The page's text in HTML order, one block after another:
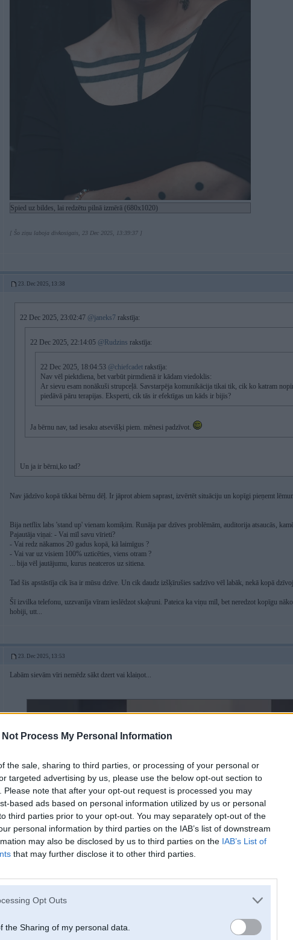
Not Process My Personal Information
the sale, sharing to third parties, or processing of your personal or
targeted advertising by us, please use the below opt-out section to
Please note that after your opt-out request is processed you may
based ads based on personal information utilized by us or personal
third parties prior to your opt-out. You may separately opt-out of the
personal information by third parties on the IAB’s list of downstream
may also be disclosed by us to third parties on the IAB’s List of
that may further disclose it to other third parties.
Opt Outs
the Sharing of my personal data.
Spied uz bildes, lai redzētu pilnā izmērā (680x1020)
[ Šo ziņu laboja divkosigais, 23 Dec 2025, 13:39:37 ]
23. Dec 2025, 13:38
22 Dec 2025, 23:02:47 @janeks7 rakstīja:
22 Dec 2025, 22:14:05 @Rudzins rakstīja:
22 Dec 2025, 18:04:53 @chiefcadet rakstīja:
Nav vēl piektdiena, bet varbūt pirmdienā ir kādam viedoklis:
Ar sievu esam nonākuši strupceļā. Savstarpēja komunikācija tikai tik, cik ko katram
piedāvā pāru terapijas. Eksperti, cik tās ir efektīgas un kāds ir bijis?
Ja bērnu nav, tad iesaku atsevišķi piem. mēnesi padzīvot.
Un ja ir bērni,ko tad?
Nav jādzīvo kopā tikkai bērnu dēļ. Ir jāprot abiem saprast, izvērtēt situāciju un kopīgi pieņemt
Bija netflix labs 'stand up' vienam komiķim. Runāja par dzīves problēmām, auditorija atsaucās,
Pajautāja viņai: - Vai mīl savu vīrieti?
- Vai redz nākamos 20 gadus kopā, kā laimīgus ?
- Vai var uz visiem 100% uzticēties, viens otram ?
... bija vēl jautājumu, kurus neatceros uz sitiena.
Tad šis apstāstīja cik īsa ir mūsu dzīve. Un cik daudz izšķīrušies sadzīvo vēl labāk, nekā kopā
Šī izvilka telefonu, uzzvanīja vīram ieslēdzot skaļruni. Pateica ka viņu mīl, bet neredzot kopīgu
hobiji, utt...
23. Dec 2025, 13:53
Labām sievām vīri nemēdz sākt dzert vai klaiņot...